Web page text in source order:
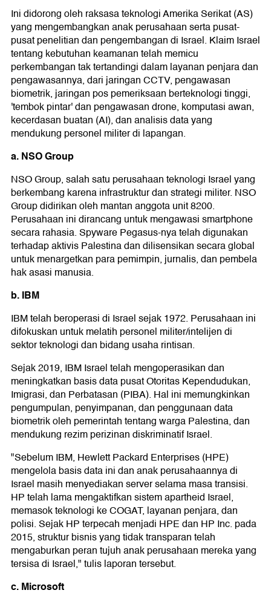
Ini didorong oleh raksasa teknologi Amerika Serikat (AS)
yang mengembangkan anak perusahaan serta pusat-
pusat penelitian dan pengembangan di Israel. Klaim Israel
tentang kebutuhan keamanan telah memicu
perkembangan tak tertandingi dalam layanan penjara dan
pengawasannya, dari jaringan CCTV, pengawasan
biometrik, jaringan pos pemeriksaan berteknologi tinggi,
'tembok pintar' dan pengawasan drone, komputasi awan,
kecerdasan buatan (AI), dan analisis data yang
mendukung personel militer di lapangan.
a. NSO Group
NSO Group, salah satu perusahaan teknologi Israel yang
berkembang karena infrastruktur dan strategi militer. NSO
Group didirikan oleh mantan anggota unit 8200.
Perusahaan ini dirancang untuk mengawasi smartphone
secara rahasia. Spyware Pegasus-nya telah digunakan
terhadap aktivis Palestina dan dilisensikan secara global
untuk menargetkan para pemimpin, jurnalis, dan pembela
hak asasi manusia.
b. IBM
IBM telah beroperasi di Israel sejak 1972. Perusahaan ini
difokuskan untuk melatih personel militer/intelijen di
sektor teknologi dan bidang usaha rintisan.
Sejak 2019, IBM Israel telah mengoperasikan dan
meningkatkan basis data pusat Otoritas Kependudukan,
Imigrasi, dan Perbatasan (PIBA). Hal ini memungkinkan
pengumpulan, penyimpanan, dan penggunaan data
biometrik oleh pemerintah tentang warga Palestina, dan
mendukung rezim perizinan diskriminatif Israel.
"Sebelum IBM, Hewlett Packard Enterprises (HPE)
mengelola basis data ini dan anak perusahaannya di
Israel masih menyediakan server selama masa transisi.
HP telah lama mengaktifkan sistem apartheid Israel,
memasok teknologi ke COGAT, layanan penjara, dan
polisi. Sejak HP terpecah menjadi HPE dan HP Inc. pada
2015, struktur bisnis yang tidak transparan telah
mengaburkan peran tujuh anak perusahaan mereka yang
tersisa di Israel," tulis laporan tersebut.
c. Microsoft